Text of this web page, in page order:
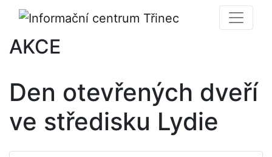
AKCE
Den otevřených dveří
ve středisku Lydie